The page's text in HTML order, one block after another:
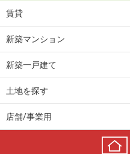
賃貸
新築マンション
新築一戸建て
土地を探す
店舗/事業用